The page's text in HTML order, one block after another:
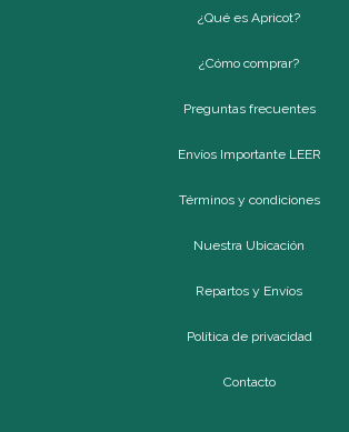
¿Qué es Apricot?
¿Cómo comprar?
Preguntas frecuentes
Envíos Importante LEER
Términos y condiciones
Nuestra Ubicación
Repartos y Envíos
Política de privacidad
Contacto